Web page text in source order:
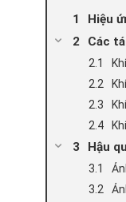
Hiệu
Các
Hậu